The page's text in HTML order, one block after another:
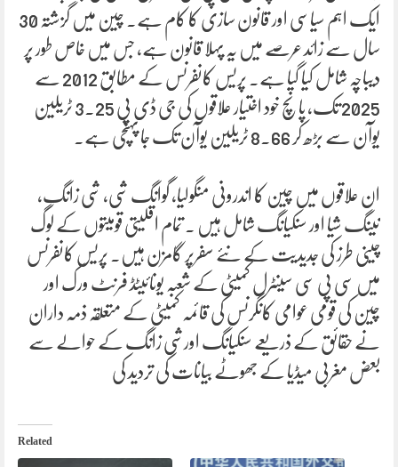
ایک اہم سیاسی اور قانون سازی کا کام ہے۔ چین میں گزشتہ 30
سال سے زائد عرصے میں یہ پہلا قانون ہے، جس میں خاص طور پر
دیباچہ شامل کیا گیا ہے۔ پریس کانفرنس کے مطابق 2012 سے
2025 تک، پانچ خود اختیار علاقوں کی جی ڈی پی 3.25 ٹریلین
یوآن سے بڑھ کر 8.66 ٹریلین یوآن تک جا پہنچی ہے۔
ان علاقوں میں چین کا اندرونی منگولیا، گوانگ شی، شی زانگ،
نینگ شیا اور سنکیانگ شامل ہیں ۔ تمام اقلیتی قومیتوں کے لوگ
چینی طرز کی جدیدیت کے نئے سفرپر گامزن ہیں۔ پریس کانفرنس
میں سی پی سی سینٹرل کمیٹی کے شعبہ یونائیٹڈ فرنٹ ورک اور
چین کی قومی عوامی کانگرنس کی قائمہ کمیٹی کے متعلقہ ذمہ داران
نے حقائق کے ذریعے سنکیانگ اورشی زانگ کے حوالے سے
بعض مغربی میڈیا کے جھوٹے بیانات کی تردید کی
Related